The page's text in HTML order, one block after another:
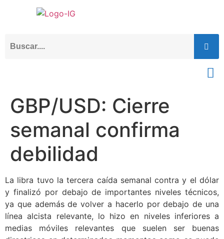
GBP/USD: Cierre
semanal confirma
debilidad
La libra tuvo la tercera caída semanal contra y el dólar
y finalizó por debajo de importantes niveles técnicos,
ya que además de volver a hacerlo por debajo de una
línea alcista relevante, lo hizo en niveles inferiores a
medias móviles relevantes que suelen ser buenas